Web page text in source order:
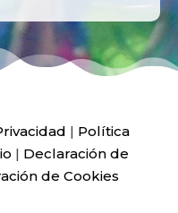
| Política
| Declaración de
de Cookies